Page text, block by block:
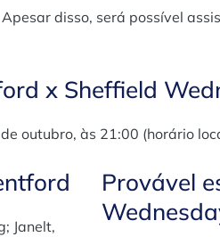
disso, será possível
x Sheffield
outubro, às 21:00 (horário
Janelt,
Provável